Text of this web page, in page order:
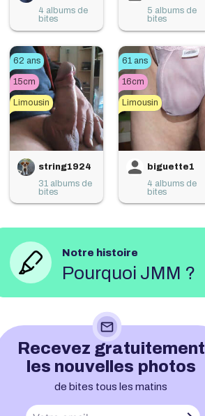
4 albums de
bites
5 albums de
bites
62 ans
15cm
Limousin
string1924
31 albums de
bites
61 ans
16cm
Limousin
biguette1
4 albums de
bites
Notre histoire
Pourquoi JMM ?
mail_outline
Recevez gratuitement
les nouvelles photos
de bites tous les matins